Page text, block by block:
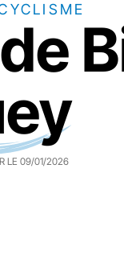
LE 09/01/2026